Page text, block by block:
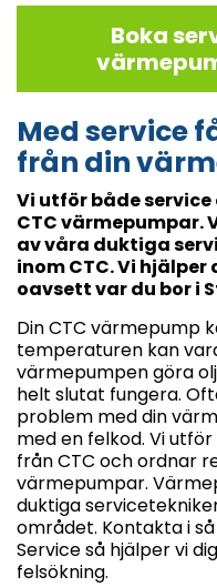
Boka
Med service
från din
Vi utför både
CTC värmepumpar.
av våra duktiga
inom CTC. Vi
oavsett var du bor i
Din CTC värmepump
temperaturen kan
värmepumpen göra
helt slutat fungera.
problem med din
med en felkod. Vi
från CTC och ordnar
värmepumpar.
duktiga
området. Kontakta i
Service så hjälper vi
felsökning.